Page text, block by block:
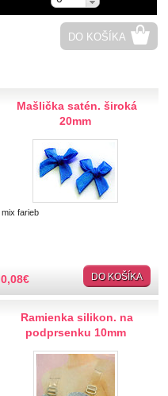
DO KOŠÍKA
Mašlička satén. široká
20mm
mix farieb
0,08€ DO KOŠÍKA
Ramienka silikon. na
podprsenku 10mm